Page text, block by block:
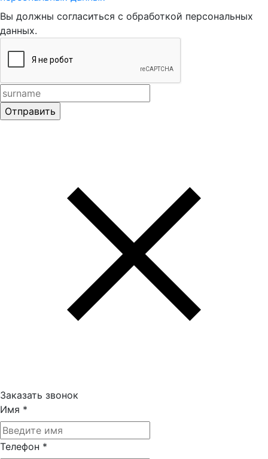
Вы должны согласиться с обработкой персональных
данных.
Заказать звонок
Имя *
Телефон *